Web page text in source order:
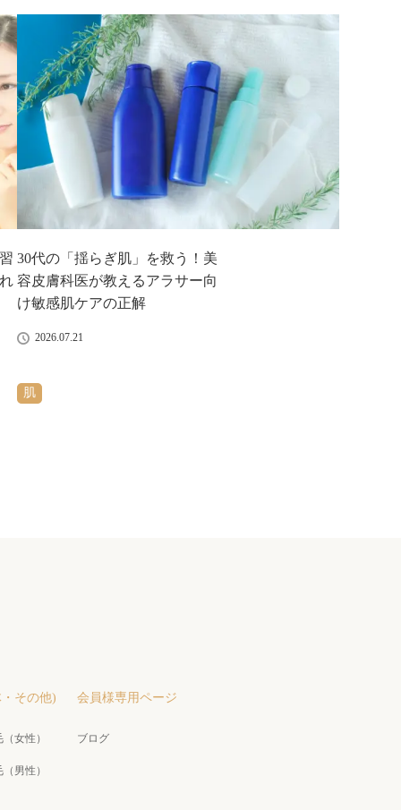
30代の「揺らぎ肌」を救う！美
容皮膚科医が教えるアラサー向
け敏感肌ケアの正解
2026.07.21
肌
その他)
女性）
男性）
会員様専用ページ
ブログ